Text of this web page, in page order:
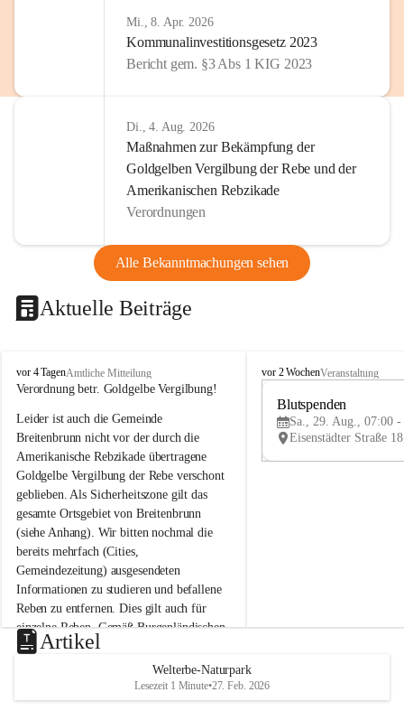
Mi., 8. Apr. 2026
Kommunalinvestitionsgesetz 2023
Bericht gem. §3 Abs 1 KIG 2023
Di., 4. Aug. 2026
Maßnahmen zur Bekämpfung der
Goldgelben Vergilbung der Rebe und der
Amerikanischen Rebzikade
Verordnungen
Alle Bekanntmachungen sehen
Aktuelle Beiträge
B
r
i
t
e
n
b
r
u
n
n
a
m
N
e
u
s
d
vor 4 TagenAmtliche Mitteilung
Verordnung betr. Goldgelbe Vergilbung!
Leider ist auch die Gemeinde
Breitenbrunn nicht vor der durch die
Amerikanische Rebzikade übertragene
Goldgelbe Vergilbung der Rebe verschont
geblieben. Als Sicherheitszone gilt das
gesamte Ortsgebiet von Breitenbrunn
(siehe Anhang). Wir bitten nochmal die
bereits mehrfach (Cities,
Gemeindezeitung) ausgesendeten
Informationen zu studieren und befallene
Reben zu entfernen. Dies gilt auch für
einzelne Reben. Gemäß Burgenländischen
Weinbaugesetz sind nicht gepflegte oder
unzulässige Weingärten zu roden! Bitte
helfen wir zusammen um unsere Winzer
vor den prognostizierten Ernteausfällen
B
e
u
e
d
vor 2 WochenVeranstaltung
Blutspenden
Sa., 29. Aug., 07:00 -
Artikel
Welterbe-Naturpark
Lesezeit 1 Minute•27. Feb. 2026